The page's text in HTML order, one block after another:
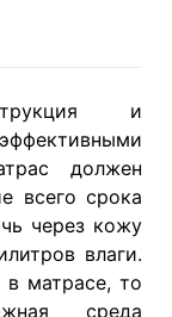
и
должен
всего срока
через кожу
влаги.
в матрасе, то
среда